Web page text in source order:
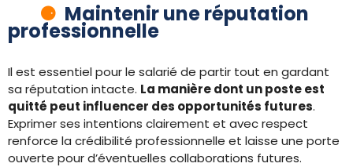
Maintenir une réputation
professionnelle
Il est essentiel pour le salarié de partir tout en gardant
sa réputation intacte. La manière dont un poste est
quitté peut influencer des opportunités futures.
Exprimer ses intentions clairement et avec respect
renforce la crédibilité professionnelle et laisse une porte
ouverte pour d’éventuelles collaborations futures.